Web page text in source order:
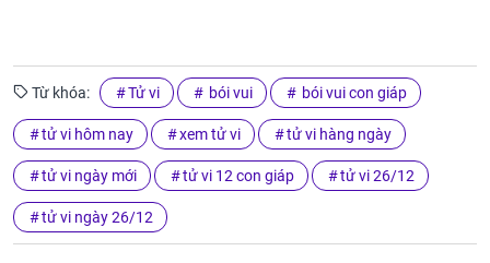
Từ khóa: Tử vi bói vui bói vui con giáp
tử vi hôm nay xem tử vi tử vi hàng ngày
tử vi ngày mới tử vi 12 con giáp tử vi 26/12
tử vi ngày 26/12